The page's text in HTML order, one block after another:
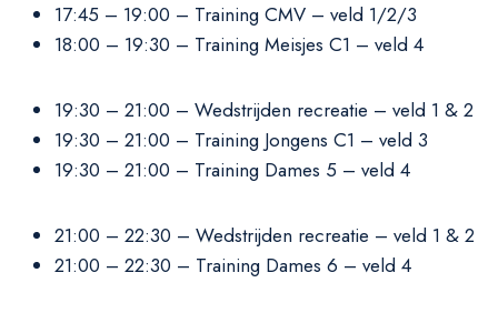
17:45 – 19:00 – Training CMV – veld 1/2/3
18:00 – 19:30 – Training Meisjes C1 – veld 4
19:30 – 21:00 – Wedstrijden recreatie – veld 1 & 2
19:30 – 21:00 – Training Jongens C1 – veld 3
19:30 – 21:00 – Training Dames 5 – veld 4
21:00 – 22:30 – Wedstrijden recreatie – veld 1 & 2
21:00 – 22:30 – Training Dames 6 – veld 4